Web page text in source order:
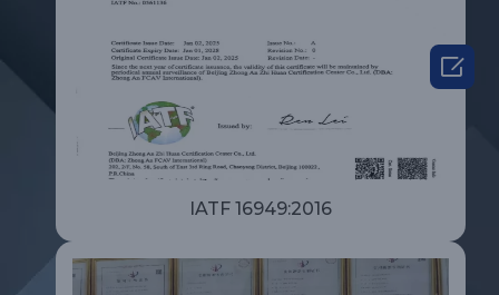
IATF 16949:2016
